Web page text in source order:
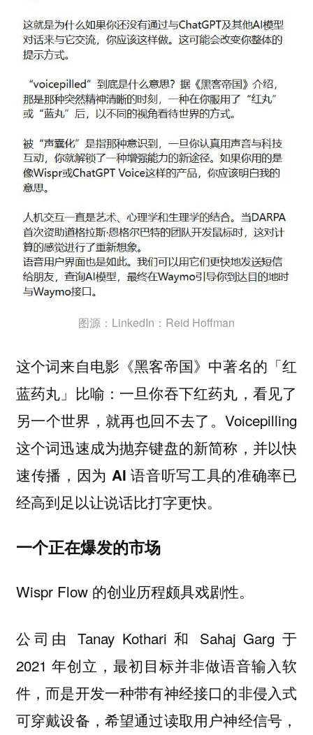
图源：LinkedIn：Reid Hoffman
这个词来自电影《黑客帝国》中著名的「红
蓝药丸」比喻：一旦你吞下红药丸，看见了
另一个世界，就再也回不去了。Voicepilling
这个词迅速成为抛弃键盘的新简称，并以快
速传播，因为 AI 语音听写工具的准确率已
经高到足以让说话比打字更快。
一个正在爆发的市场
Wispr Flow 的创业历程颇具戏剧性。
公司由 Tanay Kothari 和 Sahaj Garg 于
2021 年创立，最初目标并非做语音输入软
件，而是开发一种带有神经接口的非侵入式
可穿戴设备，希望通过读取用户神经信号，